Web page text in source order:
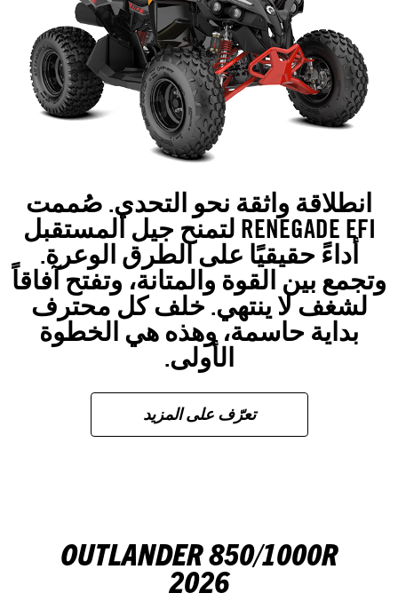
انطلاقة واثقة نحو التحدي. صُممت
RENEGADE EFI لتمنح جيل المستقبل
أداءً حقيقيًا على الطرق الوعرة.
وتجمع بين القوة والمتانة، وتفتح آفاقاً
لشغف لا ينتهي. خلف كل محترف
بداية حاسمة، وهذه هي الخطوة
الأولى.
تعرّف على المزيد
OUTLANDER 850/1000R
2026